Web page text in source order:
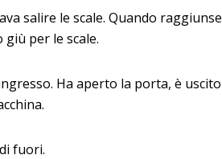
salire le scale. Quando raggiunse
per le scale.
Ha aperto la porta, è uscito
fuori.